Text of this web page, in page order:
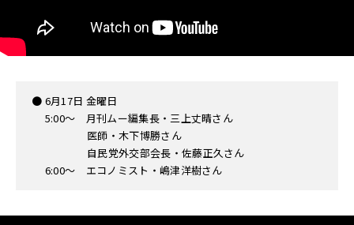
● 6月17日 金曜日
5:00〜 月刊ムー編集長・三上丈晴さん
医師・木下博勝さん
自民党外交部会長・佐藤正久さん
6:00〜 エコノミスト・嶋津洋樹さん